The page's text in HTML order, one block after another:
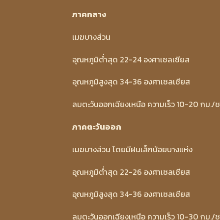
ภาคกลาง
เมฆบางส่วน
อุณหภูมิต่ำสุด 22-24 องศาเซลเซียส
อุณหภูมิสูงสุด 34-36 องศาเซลเซียส
ลมตะวันออกเฉียงเหนือ ความเร็ว 10-20 กม./
ภาคตะวันออก
เมฆบางส่วน โดยมีฝนเล็กน้อยบางแห่ง
อุณหภูมิต่ำสุด 22-26 องศาเซลเซียส
อุณหภูมิสูงสุด 34-36 องศาเซลเซียส
ลมตะวันออกเฉียงเหนือ ความเร็ว 10-30 กม./